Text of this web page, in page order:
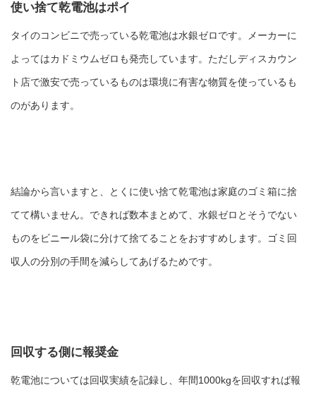
使い捨て乾電池はポイ
タイのコンビニで売っている乾電池は水銀ゼロです。メーカーに
よってはカドミウムゼロも発売しています。ただしディスカウン
ト店で激安で売っているものは環境に有害な物質を使っているも
のがあります。
結論から言いますと、とくに使い捨て乾電池は家庭のゴミ箱に捨
てて構いません。できれば数本まとめて、水銀ゼロとそうでない
ものをビニール袋に分けて捨てることをおすすめします。ゴミ回
収人の分別の手間を減らしてあげるためです。
回収する側に報奨金
乾電池については回収実績を記録し、年間1000kgを回収すれば報